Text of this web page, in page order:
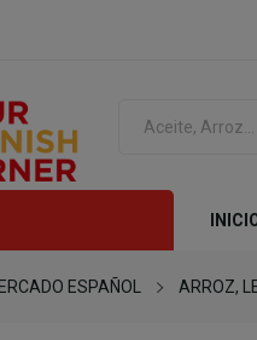
ESPAÑOL ARROZ,